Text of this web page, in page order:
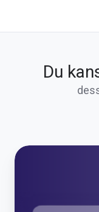
Du
Nyhet:
TIDRA